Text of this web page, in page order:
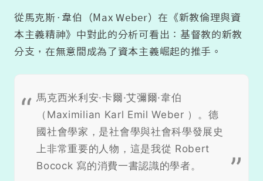
從馬克斯·韋伯（Max Weber）在《新教倫理與資
本主義精神》中對此的分析可看出：基督教的新教
分支，在無意間成為了資本主義崛起的推手。
馬克西米利安·卡爾·艾彌爾·韋伯
（Maximilian Karl Emil Weber ）。德
國社會學家，是社會學與社會科學發展史
上非常重要的人物，這是我從 Robert
Bocock 寫的消費一書認識的學者。